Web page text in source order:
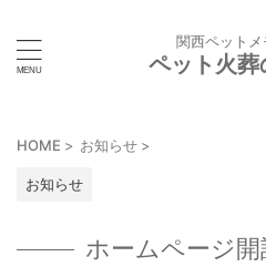
関西ペット
ペット火葬
HOME > お知らせ >
お知らせ
ホームページ